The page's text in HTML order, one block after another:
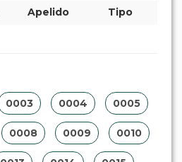
Apelido Tipo
0003 0004 0005
0008 0009 0010